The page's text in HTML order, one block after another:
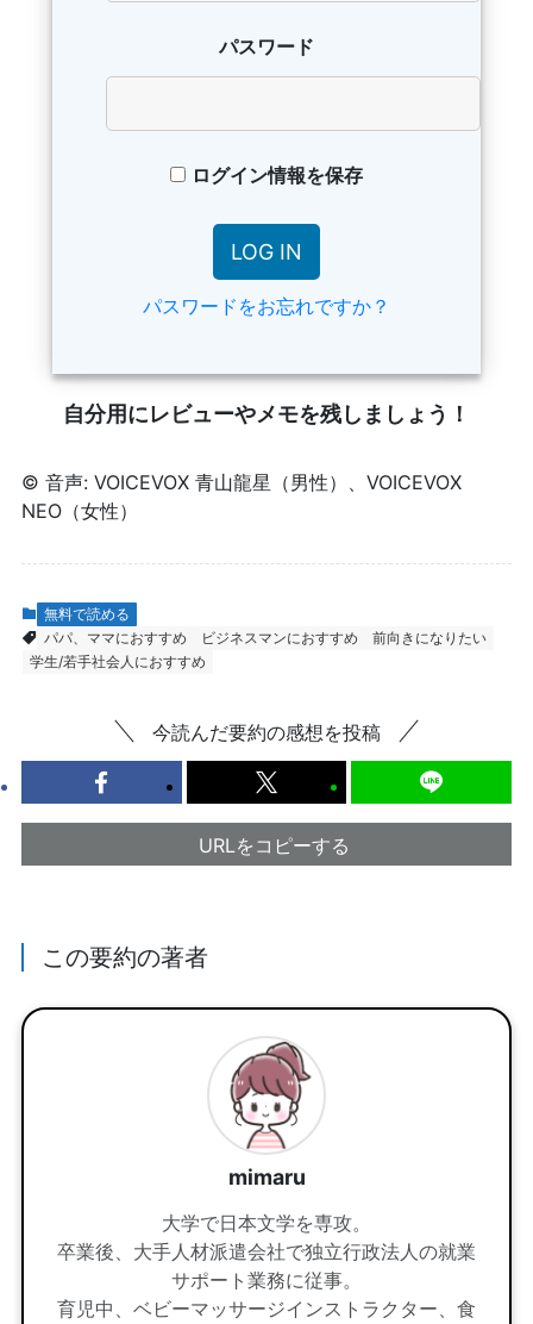
パスワード
ログイン情報を保存
パスワードをお忘れですか？
自分用にレビューやメモを残しましょう！
© 音声: VOICEVOX 青山龍星（男性）、VOICEVOX
NEO（女性）
無料で読める
パパ、ママにおすすめ
ビジネスマンにおすすめ
前向きになりたい
学生/若手社会人におすすめ
今読んだ要約の感想を投稿
URLをコピーする
この要約の著者
mimaru
大学で日本文学を専攻。
卒業後、大手人材派遣会社で独立行政法人の就業
サポート業務に従事。
育児中、ベビーマッサージインストラクター、食